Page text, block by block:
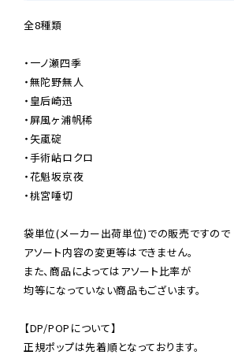
全8種類
・一ノ瀬四季
・無陀野無人
・皇后崎迅
・屏風ヶ浦帆稀
・矢颪碇
・手術岾ロクロ
・花魁坂京夜
・桃宮唾切
袋単位(メーカー出荷単位)での販売ですので
アソート内容の変更等はできません。
また、商品によってはアソート比率が
均等になっていない商品もございます。
【DP/POPについて】
正規ポップは先着順となっております。